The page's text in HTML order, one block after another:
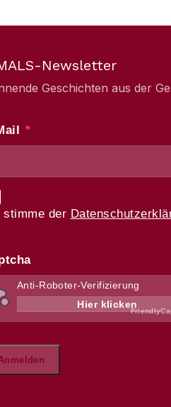
Newsletter
Geschichten aus der